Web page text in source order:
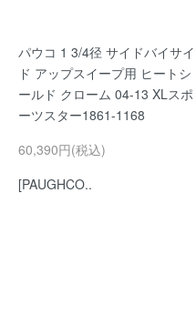
パウコ 1 3/4径 サイドバイサイ
ド アップスイープ用 ヒートシ
ールド クローム 04-13 XLスポ
ーツスター1861-1168
60,390円(税込)
[PAUGHCO..